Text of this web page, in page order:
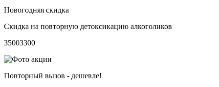
Новогодняя скидка
Скидка на повторную детоксикацию алкоголиков
35003300
Повторный вызов - дешевле!